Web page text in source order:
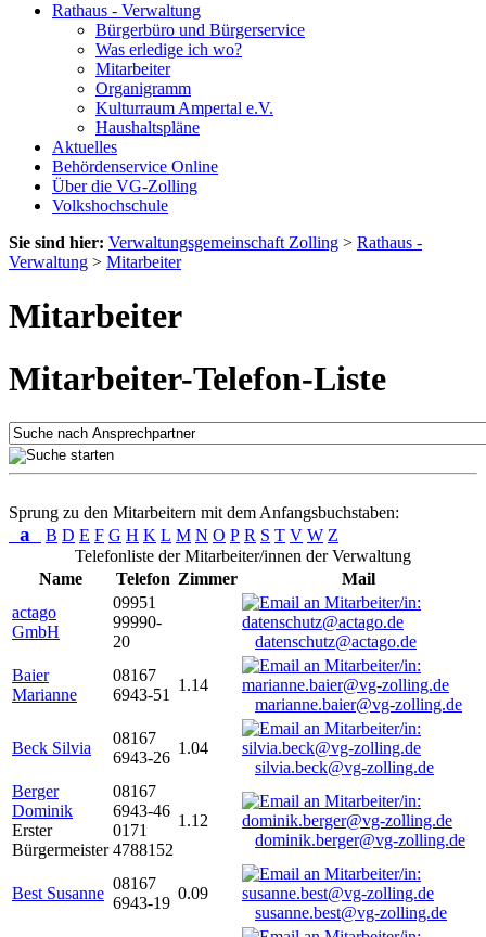
Rathaus - Verwaltung
Bürgerbüro und Bürgerservice
Was erledige ich wo?
Mitarbeiter
Organigramm
Kulturraum Ampertal e.V.
Haushaltspläne
Aktuelles
Behördenservice Online
Über die VG-Zolling
Volkshochschule
Sie sind hier: Verwaltungsgemeinschaft Zolling > Rathaus -
Verwaltung > Mitarbeiter
Mitarbeiter
Mitarbeiter-Telefon-Liste
Sprung zu den Mitarbeitern mit dem Anfangsbuchstaben:
a B D E F G H K L M N O P R S T V W Z
Telefonliste der Mitarbeiter/innen der Verwaltung
Name
Telefon Zimmer
Mail
actago
GmbH
09951
99990-
20
datenschutz@actago.de
Baier
Marianne
08167
6943-51
1.14
marianne.baier@vg-zolling.de
Beck Silvia
08167
6943-26
1.04
silvia.beck@vg-zolling.de
Berger
Dominik
Erster
Bürgermeister
08167
6943-46
0171
4788152
1.12
dominik.berger@vg-zolling.de
Best Susanne
08167
6943-19
0.09
susanne.best@vg-zolling.de